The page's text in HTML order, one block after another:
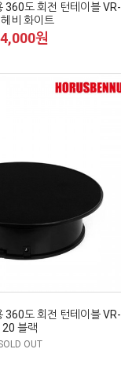
360도 회전 턴테이블 VR-
비 화이트
원
360도 회전 턴테이블 VR-
20 블랙
OUT